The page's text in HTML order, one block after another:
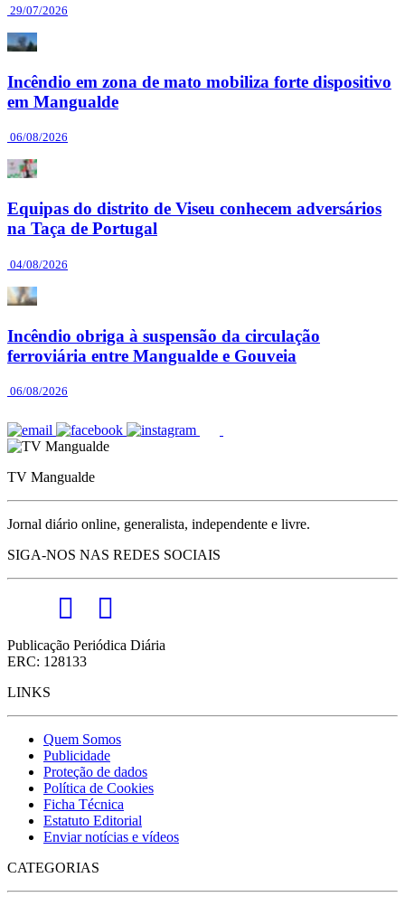
29/07/2026
Incêndio em zona de mato mobiliza forte dispositivo
em Mangualde
06/08/2026
Equipas do distrito de Viseu conhecem adversários
na Taça de Portugal
04/08/2026
Incêndio obriga à suspensão da circulação
ferroviária entre Mangualde e Gouveia
06/08/2026
TV Mangualde
Jornal diário online, generalista, independente e livre.
SIGA-NOS NAS REDES SOCIAIS
Publicação Periódica Diária
ERC: 128133
LINKS
Quem Somos
Publicidade
Proteção de dados
Política de Cookies
Ficha Técnica
Estatuto Editorial
Enviar notícias e vídeos
CATEGORIAS